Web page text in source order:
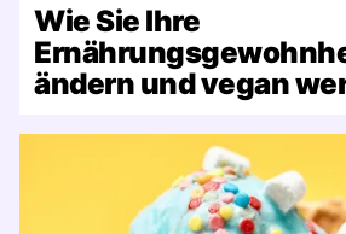
Wie Sie Ihre
ändern und vegan